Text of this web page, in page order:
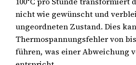
nicht wie gewünscht und
ungeordneten Zustand. Dies
Thermospannungsfehler von
führen, was einer Abweichung